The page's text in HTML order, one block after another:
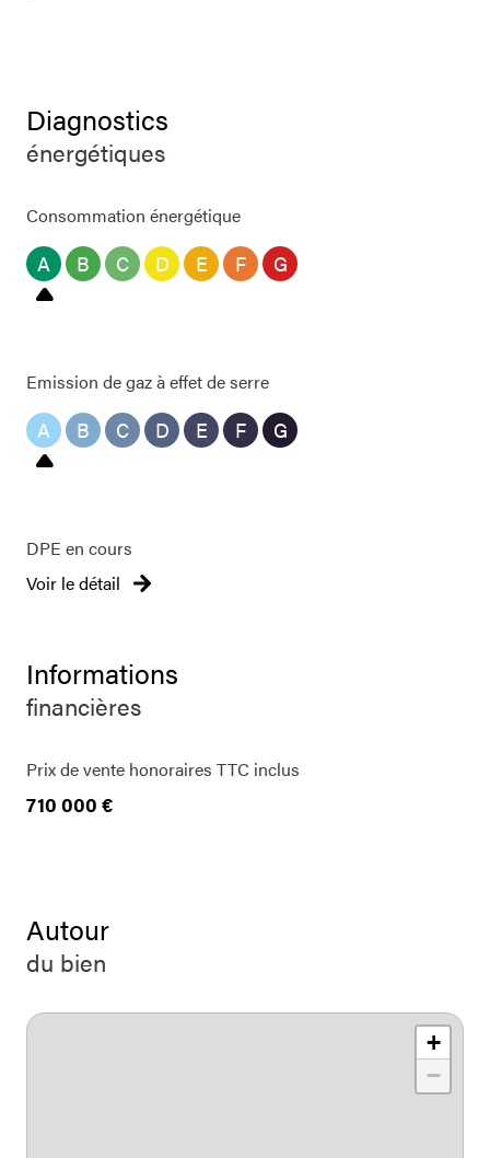
Diagnostics
énergétiques
Consommation énergétique
A B C D E F G
Emission de gaz à effet de serre
A B C D E F G
DPE en cours
Voir le détail
Informations
financières
Prix de vente honoraires TTC inclus
710 000 €
Autour
du bien
+
−